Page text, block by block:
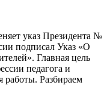
указ Президента №
подписал Указ «О
Главная цель
педагога и
работы. Разбираем